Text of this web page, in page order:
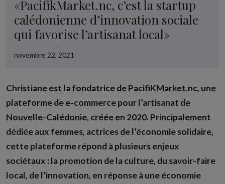
«PacifikMarket.nc, c’est la startup
calédonienne d’innovation sociale
qui favorise l’artisanat local»
novembre 22, 2021
Christiane est la fondatrice de PacifiKMarket.nc, une
plateforme de e-commerce pour l’artisanat de
Nouvelle-Calédonie, créée en 2020. Principalement
dédiée aux femmes, actrices de l’économie solidaire,
cette plateforme répond à plusieurs enjeux
sociétaux : la promotion de la culture, du savoir-faire
local, de l’innovation, en réponse à une économie